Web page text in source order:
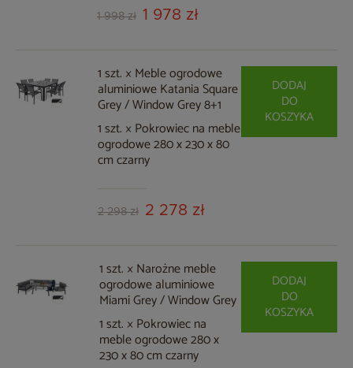
1 998 zł 1 978 zł
1 szt. × Meble ogrodowe
aluminiowe Katania Square
Grey / Window Grey 8+1
1 szt. × Pokrowiec na meble
ogrodowe 280 x 230 x 80
cm czarny
2 298 zł 2 278 zł
DODAJ
DO
KOSZYKA
1 szt. × Narożne meble
ogrodowe aluminiowe
Miami Grey / Window Grey
1 szt. × Pokrowiec na
meble ogrodowe 280 x
230 x 80 cm czarny
DODAJ
DO
KOSZYKA